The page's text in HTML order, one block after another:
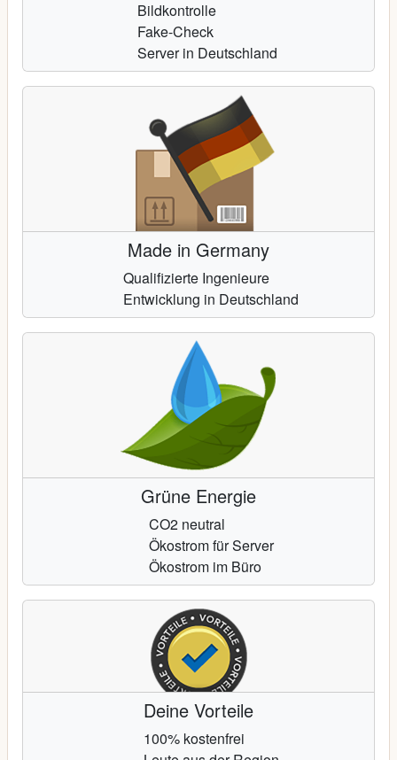
Bildkontrolle
Fake-Check
Server in Deutschland
Made in Germany
Qualifizierte Ingenieure
Entwicklung in Deutschland
Grüne Energie
CO2 neutral
Ökostrom für Server
Ökostrom im Büro
Deine Vorteile
100% kostenfrei